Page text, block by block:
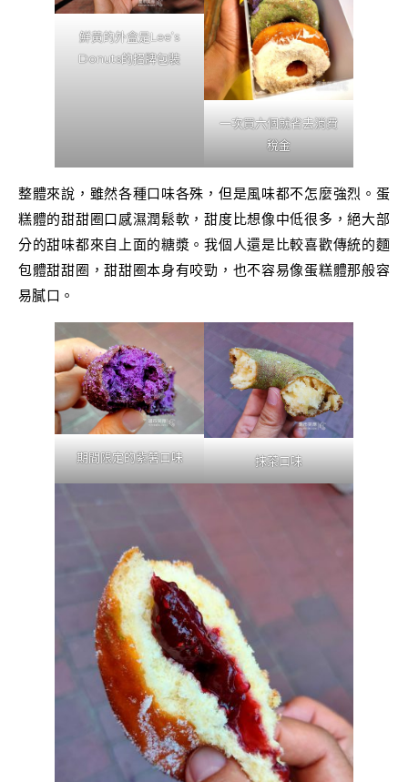
鮮黃的外盒是Lee’s
Donuts的招牌包裝
一次買六個就省去消費
稅金
整體來說，雖然各種口味各殊，但是風味都不怎麼強烈。蛋
糕體的甜甜圈口感濕潤鬆軟，甜度比想像中低很多，絕大部
分的甜味都來自上面的糖漿。我個人還是比較喜歡傳統的麵
包體甜甜圈，甜甜圈本身有咬勁，也不容易像蛋糕體那般容
易膩口。
期間限定的紫薯口味 抹茶口味